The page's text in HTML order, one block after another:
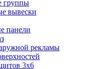
группы
вывески
панели
рекламы
3х6